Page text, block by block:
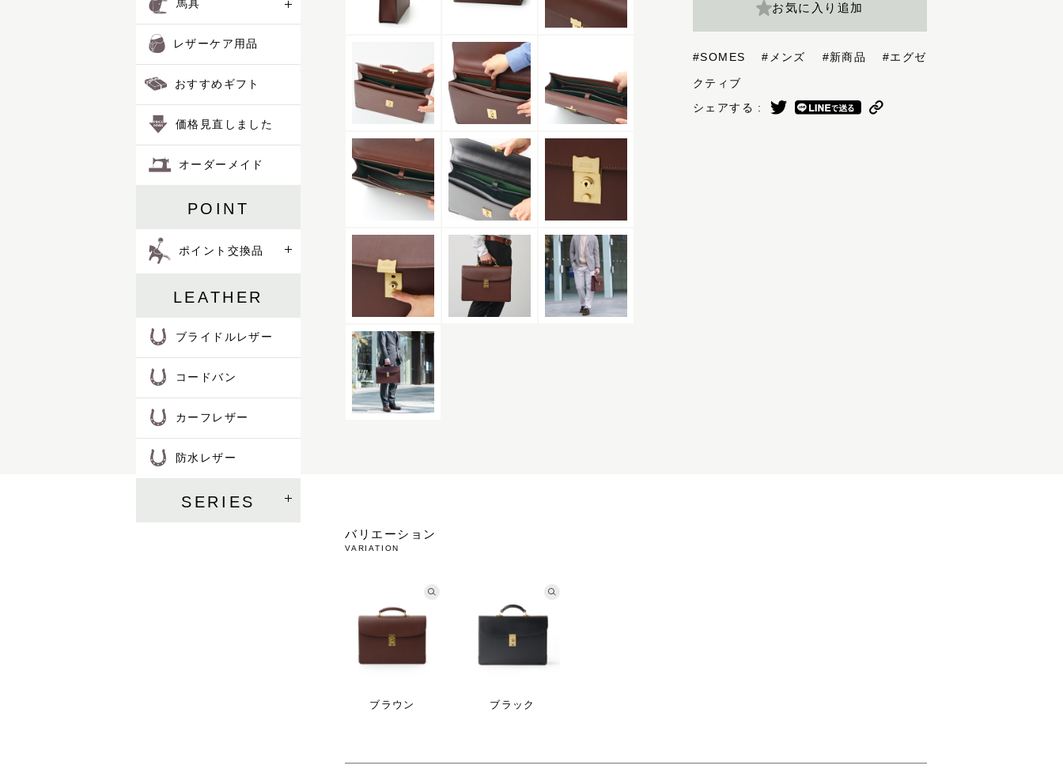
馬具
レザーケア用品
おすすめギフト
価格見直しました
オーダーメイド
POINT
ポイント交換品
LEATHER
ブライドルレザー
コードバン
カーフレザー
防水レザー
SERIES
お気に入り追加
#SOMES #メンズ #新商品 #エグゼ
クティブ
シェアする :
バリエーション
VARIATION
ブラウン ブラック